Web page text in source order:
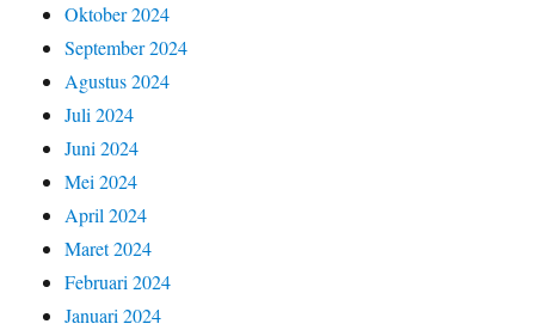
Oktober 2024
September 2024
Agustus 2024
Juli 2024
Juni 2024
Mei 2024
April 2024
Maret 2024
Februari 2024
Januari 2024